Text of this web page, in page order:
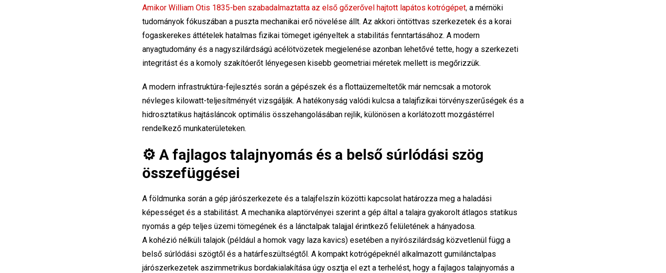
Amikor William Otis 1835-ben szabadalmaztatta az első gőzerővel hajtott lapátos kotrógépet, a mérnöki
tudományok fókuszában a puszta mechanikai erő növelése állt. Az akkori öntöttvas szerkezetek és a korai
fogaskerekes áttételek hatalmas fizikai tömeget igényeltek a stabilitás fenntartásához. A modern
anyagtudomány és a nagyszilárdságú acélötvözetek megjelenése azonban lehetővé tette, hogy a szerkezeti
integritást és a komoly szakítóerőt lényegesen kisebb geometriai méretek mellett is megőrizzük.
A modern infrastruktúra-fejlesztés során a gépészek és a flottaüzemeltetők már nemcsak a motorok
névleges kilowatt-teljesítményét vizsgálják. A hatékonyság valódi kulcsa a talajfizikai törvényszerűségek és a
hidrosztatikus hajtásláncok optimális összehangolásában rejlik, különösen a korlátozott mozgástérrel
rendelkező munkaterületeken.
⚙️ A fajlagos talajnyomás és a belső súrlódási szög
összefüggései
A földmunka során a gép járószerkezete és a talajfelszín közötti kapcsolat határozza meg a haladási
képességet és a stabilitást. A mechanika alaptörvényei szerint a gép által a talajra gyakorolt átlagos statikus
nyomás a gép teljes üzemi tömegének és a lánctalpak talajjal érintkező felületének a hányadosa.
A kohézió nélküli talajok (például a homok vagy laza kavics) esetében a nyírószilárdság közvetlenül függ a
belső súrlódási szögtől és a határfeszültségtől. A kompakt kotrógépeknél alkalmazott gumilánctalpas
járószerkezetek aszimmetrikus bordakialakítása úgy osztja el ezt a terhelést, hogy a fajlagos talajnyomás a